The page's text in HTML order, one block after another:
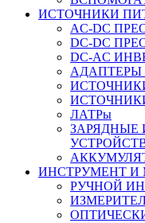
ИСТОЧНИКИ
AC-DC
DC-DC
DC-AC
АДАПТЕРЫ
ЛАТРы
ЗАРЯДНЫЕ
ИНСТРУМЕНТ И
РУЧНОЙ